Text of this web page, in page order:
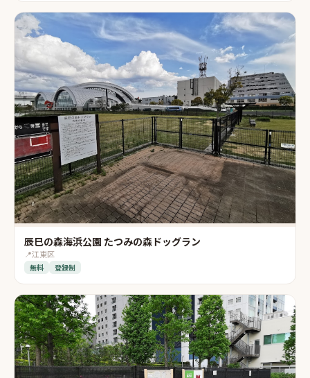
辰巳の森海浜公園 たつみの森ドッグラン
📍江東区
無料 登録制